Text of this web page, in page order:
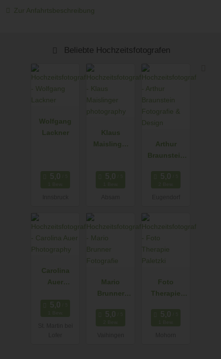
Zur Anfahrtsbeschreibung
Beliebte Hochzeitsfotografen
Wolfgang
Lackner
Klaus
Maislinger
Arthur
Braunstein
Carolina
Auer
Mario
Brunner
Foto
Therapie